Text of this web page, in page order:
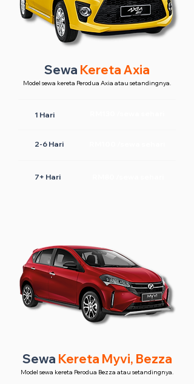
Sewa Kereta Axia
Model sewa kereta Perodua Axia atau setandingnya.
1 Hari
2-6 Hari
7+ Hari
Sewa Kereta Myvi, Bezza
Model sewa kereta Perodua Bezza atau setandingnya.